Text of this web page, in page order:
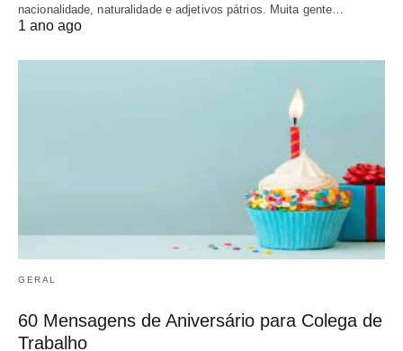
nacionalidade, naturalidade e adjetivos pátrios. Muita gente…
1 ano ago
GERAL
60 Mensagens de Aniversário para Colega de
Trabalho